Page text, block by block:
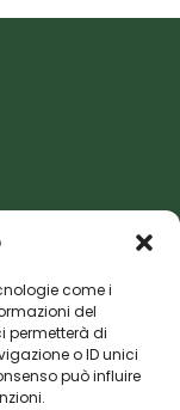
come i
del
permetterà di
o ID unici
può influire